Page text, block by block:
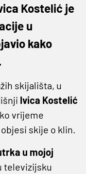
Kostelić je
u
kako
skijališta, u
Ivica Kostelić
vrijeme
skije o klin.
u mojoj
televizijsku